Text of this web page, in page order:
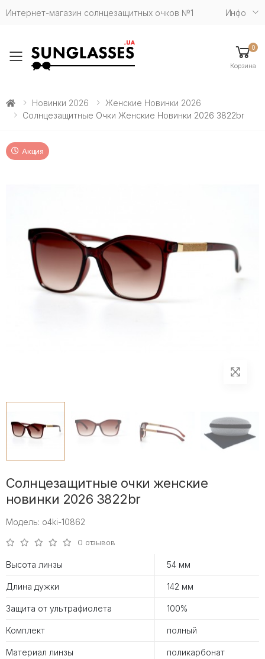
Интернет-магазин солнцезащитных очков №1 Инфо
Toggle mobile menu
0
Корзина
Новинки 2026
Женские Новинки 2026
Солнцезащитные Очки Женские Новинки 2026 3822br
Акция
Солнцезащитные очки женские
новинки 2026 3822br
Модель: o4ki-10862
0 отзывов
Высота линзы 54 мм
Длина дужки 142 мм
Защита от ультрафиолета 100%
Комплект полный
Материал линзы поликарбонат